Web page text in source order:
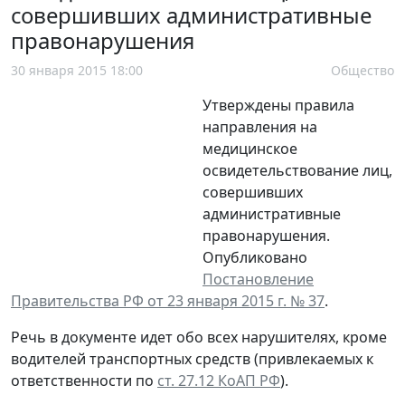
совершивших административные
правонарушения
30 января 2015 18:00 Общество
Утверждены правила
направления на
медицинское
освидетельствование лиц,
совершивших
административные
правонарушения.
Опубликовано
Постановление
Правительства РФ от 23 января 2015 г. № 37.
Речь в документе идет обо всех нарушителях, кроме
водителей транспортных средств (привлекаемых к
ответственности по ст. 27.12 КоАП РФ).